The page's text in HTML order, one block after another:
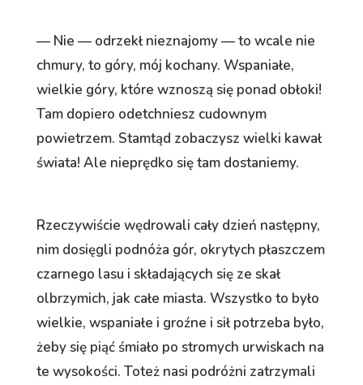
— Nie — odrzekł nieznajomy — to wcale nie
chmury, to góry, mój kochany. Wspaniałe,
wielkie góry, które wznoszą się ponad obłoki!
Tam dopiero odetchniesz cudownym
powietrzem. Stamtąd zobaczysz wielki kawał
świata! Ale nieprędko się tam dostaniemy.
Rzeczywiście wędrowali cały dzień następny,
nim dosięgli podnóża gór, okrytych płaszczem
czarnego lasu i składających się ze skał
olbrzymich, jak całe miasta. Wszystko to było
wielkie, wspaniałe i groźne i sił potrzeba było,
żeby się piąć śmiało po stromych urwiskach na
te wysokości. Toteż nasi podróżni zatrzymali